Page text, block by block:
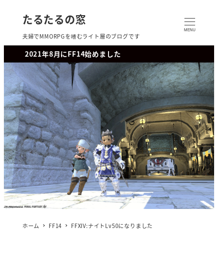
たるたるの窓
夫婦でMMORPGを嗜むライト層のブログです
MENU
2021年8月にFF14始めました
ホーム FF14 FFXIV:ナイトLv50になりました